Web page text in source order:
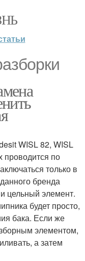
WISL 82, WISL
проводится по
только в
бренда
цельный элемент.
будет просто,
бака. Если же
элементом,
а затем